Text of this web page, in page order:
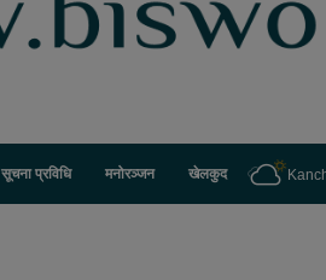
सूचना प्रविधि मनोरञ्जन खेलकुद